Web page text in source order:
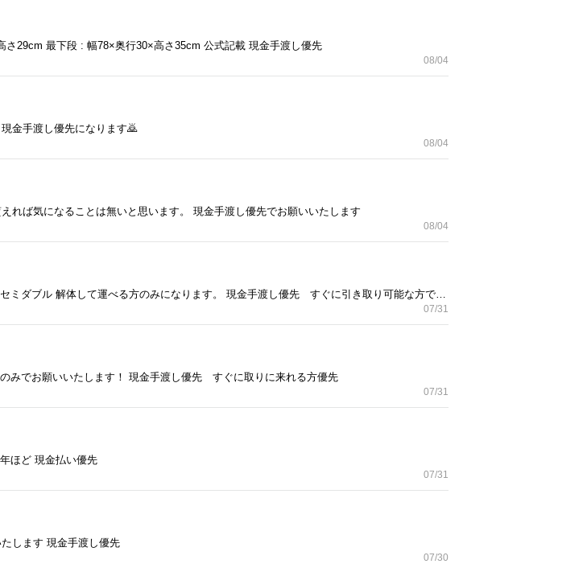
29cm 最下段 : 幅78×奥行30×高さ35cm 公式記載 現金手渡し優先
08/04
金手渡し優先になります🙇
08/04
れば気になることは無いと思います。 現金手渡し優先でお願いいたします
08/04
07/31
みでお願いいたします！ 現金手渡し優先 すぐに取りに来れる方優先
07/31
ほど 現金払い優先
07/31
します 現金手渡し優先
07/30